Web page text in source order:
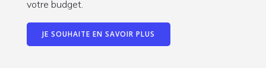
votre budget.
JE SOUHAITE EN SAVOIR PLUS